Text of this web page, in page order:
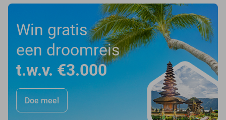
Win gratis
een droomreis
t.w.v. €3.000
Doe mee!